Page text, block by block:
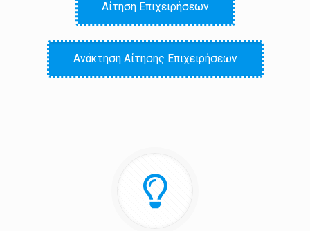
Αίτηση Επιχειρήσεων
Ανάκτηση Αίτησης Επιχειρήσεων